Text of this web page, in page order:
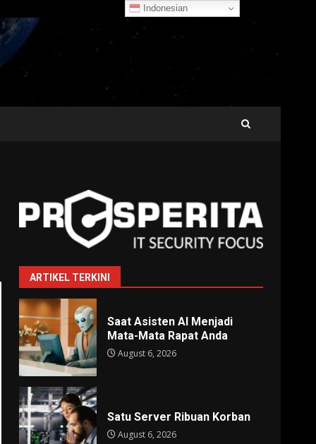
ARTIKEL TERKINI
Saat Asisten AI Menjadi
Mata-Mata Rapat Anda
August 6, 2026
Satu Server Ribuan Korban
August 6, 2026
Indonesian